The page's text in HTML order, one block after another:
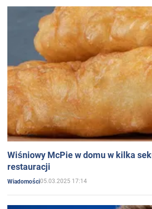
Wiśniowy McPie w domu w kilka
restauracji
Wiadomości05.03.2025 17:14